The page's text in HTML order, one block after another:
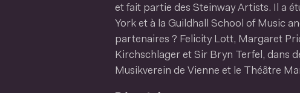
et fait partie des Steinway Artists. Il a
York et à la Guildhall School of Music
partenaires ? Felicity Lott, Margaret
Kirchschlager et Sir Bryn Terfel, dans
Musikverein de Vienne et le Théâtre